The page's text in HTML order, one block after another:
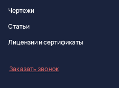
Чертежи
Статьи
Лицензии и сертификаты
Заказать звонок